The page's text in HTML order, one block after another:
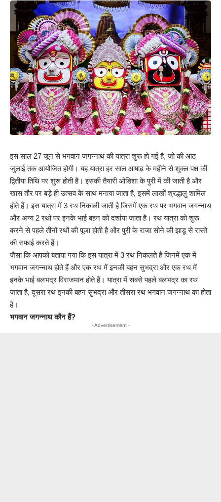
इस साल 27 जून से भगवान जगन्नाथ की यात्रा शुरू हो गई है, जो की आठ
जुलाई तक आयोजित होगी। यह यात्रा हर साल आषाढ़ के महीने से शुक्ल पक्ष की
द्वितीया तिथि पर शुरू होती है। इसकी तैयारी ओडिशा के पुरी में की जाती है और
खास तौर पर बड़े ही उत्सव के साथ मनाया जाता है, इसमें लाखों श्रद्धालु शामिल
होते हैं। इस यात्रा में 3 रथ निकाली जाती है जिसमें एक रथ पर भगवान जगन्नाथ
और अन्य 2 रथों पर इनके भाई बहन को दर्शाया जाता है। रथ यात्रा को शुरू
करने से पहले तीनों रथों की पूजा होती है और पुरी के राजा सोने की झाडू से रास्ते
की सफाई करते हैं।
जैसा कि आपको बताया गया कि इस यात्रा में 3 रथ निकलते हैं जिनमें एक में
भगवान जगन्नाथ होते हैं और एक रथ में इनकी बहन सुभद्रा और एक रथ में
इनके भाई बलभद्र विराजमान होते हैं। यात्रा में सबसे पहले बलभद्र का रथ
जाता है, दूसरा रथ इनकी बहन सुभद्रा और तीसरा रथ भगवान जगन्नाथ का होता
है।
भगवान जगन्नाथ कौन हैं?
- Advertisement -